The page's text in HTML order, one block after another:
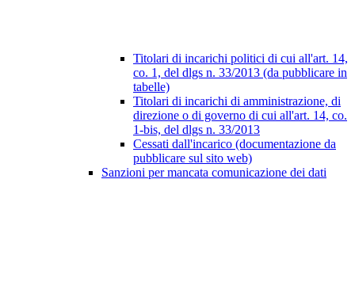
Titolari di incarichi politici di cui all'art. 14,
co. 1, del dlgs n. 33/2013 (da pubblicare in
tabelle)
Titolari di incarichi di amministrazione, di
direzione o di governo di cui all'art. 14, co.
1-bis, del dlgs n. 33/2013
Cessati dall'incarico (documentazione da
pubblicare sul sito web)
Sanzioni per mancata comunicazione dei dati